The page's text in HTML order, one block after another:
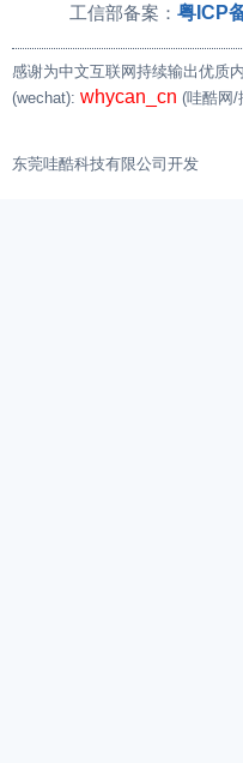
工信部备案： 粤ICP
感谢为中文互联网持续输出优质
(wechat): whycan_cn (哇酷网/
东莞哇酷科技有限公司开发